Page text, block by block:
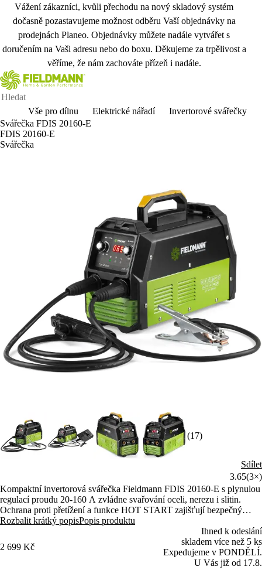
Vážení zákazníci, kvůli přechodu na nový skladový systém
dočasně pozastavujeme možnost odběru Vaší objednávky na
prodejnách Planeo. Objednávky můžete nadále vytvářet s
doručením na Vaši adresu nebo do boxu. Děkujeme za trpělivost a
věříme, že nám zachováte přízeň i nadále.
Vše pro dílnu Elektrické nářadí
Invertorové svářečky
Svářečka FDIS 20160-E
FDIS 20160-E
Svářečka
(17)
Sdílet
3.65(3×)
Kompaktní invertorová svářečka Fieldmann FDIS 20160-E s plynulou
regulací proudu 20-160 A zvládne svařování oceli, nerezu i slitin.
Ochrana proti přetížení a funkce HOT START zajišťují bezpečný
provoz. Součástí balení je svářecí štít, kabely a kartáč.
Rozbalit krátký popisPopis produktu
2 699 Kč
Ihned k odeslání
skladem více než 5 ks
Expedujeme v PONDĚLÍ.
U Vás již od 17.8.